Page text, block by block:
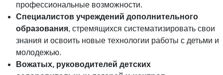
профессиональные возможности.
Специалистов учреждений дополнительного
образования, стремящихся систематизировать свои
знания и освоить новые технологии работы с детьми и
молодежью.
Вожатых, руководителей детских